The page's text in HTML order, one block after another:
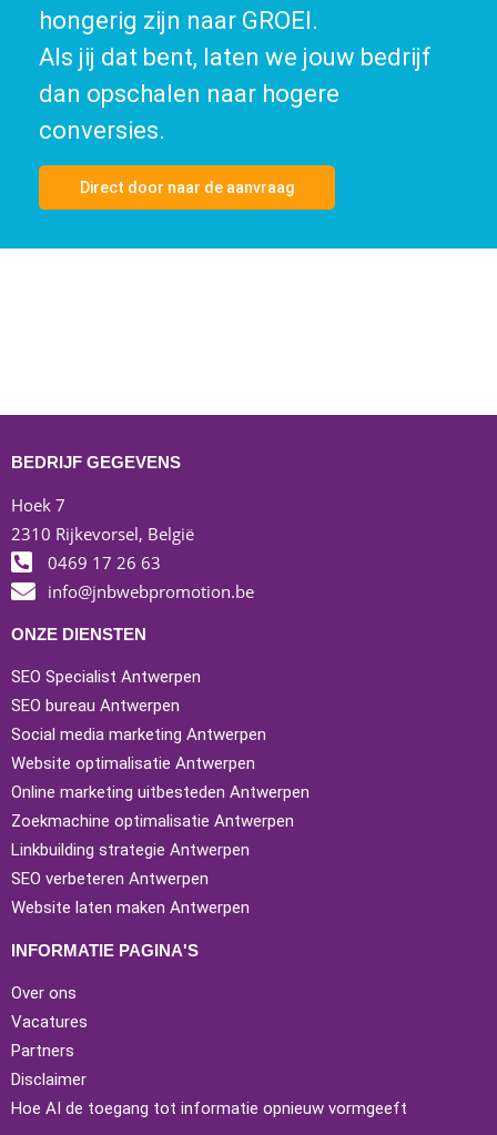
hongerig zijn naar GROEI.
Als jij dat bent, laten we jouw bedrijf
dan opschalen naar hogere
conversies.
Direct door naar de aanvraag
BEDRIJF GEGEVENS
Hoek 7
2310 Rijkevorsel, België
0469 17 26 63
info@jnbwebpromotion.be
ONZE DIENSTEN
SEO Specialist Antwerpen
SEO bureau Antwerpen
Social media marketing Antwerpen
Website optimalisatie Antwerpen
Online marketing uitbesteden Antwerpen
Zoekmachine optimalisatie Antwerpen
Linkbuilding strategie Antwerpen
SEO verbeteren Antwerpen
Website laten maken Antwerpen
INFORMATIE PAGINA'S
Over ons
Vacatures
Partners
Disclaimer
Hoe AI de toegang tot informatie opnieuw vormgeeft